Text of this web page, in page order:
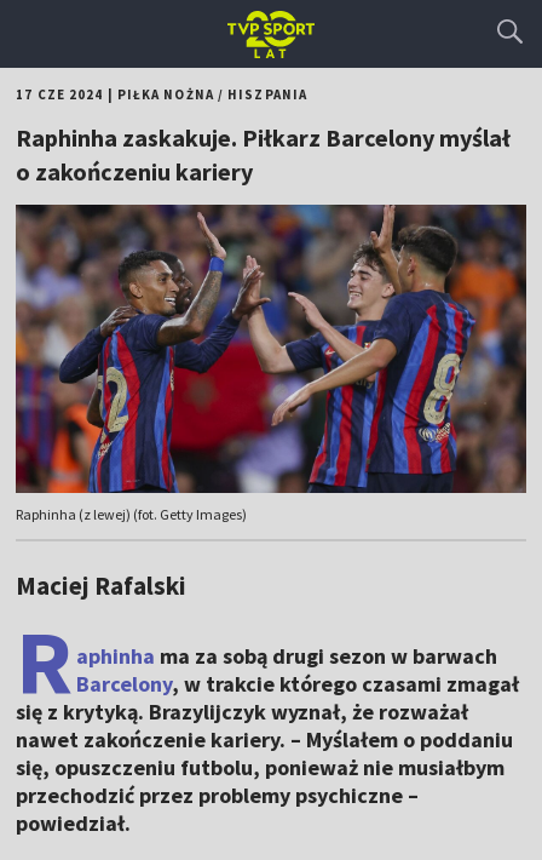
17 CZE 2024 PIŁKA NOŻNA/ HISZPANIA
Raphinha zaskakuje. Piłkarz Barcelony myślał
o zakończeniu kariery
Raphinha (z lewej) (fot. Getty Images)
Maciej Rafalski
R aphinha ma za sobą drugi sezon w barwach
Barcelony, w trakcie którego czasami zmagał
się z krytyką. Brazylijczyk wyznał, że rozważał
nawet zakończenie kariery. – Myślałem o poddaniu
się, opuszczeniu futbolu, ponieważ nie musiałbym
przechodzić przez problemy psychiczne –
powiedział.